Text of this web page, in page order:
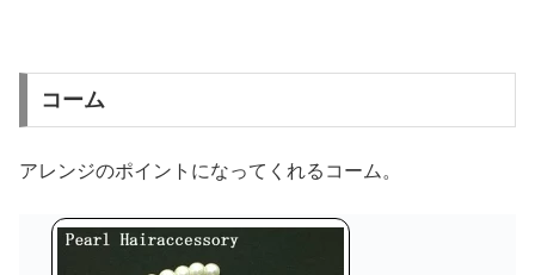
コーム
アレンジのポイントになってくれるコーム。